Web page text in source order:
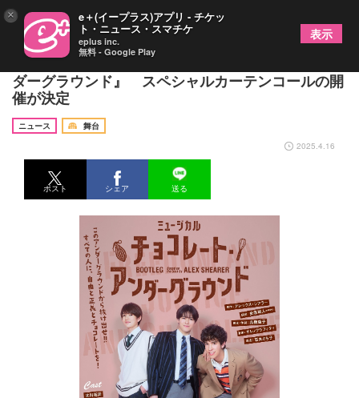
北川拓実主演のミュージカル『チョコレート・アン
ダーグラウンド』 スペシャルカーテンコールの開
催が決定
ニュース
舞台
2025.4.16
ポスト シェア 送る
× e＋(イープラス)アプリ - チケッ
ト・ニュース・スマチケ
eplus inc.
無料 - Google Play
表示